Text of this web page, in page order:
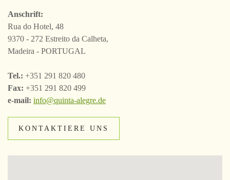
Anschrift:
Rua do Hotel, 48
9370 - 272 Estreito da Calheta,
Madeira - PORTUGAL
Tel.: +351 291 820 480
Fax: +351 291 820 499
e-mail: info@quinta-alegre.de
KONTAKTIERE UNS